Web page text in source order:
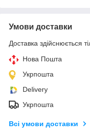
Умови доставки
Доставка здійснюється
Нова Пошта
Укрпошта
Delivery
Укрпошта
Всі умови доставки